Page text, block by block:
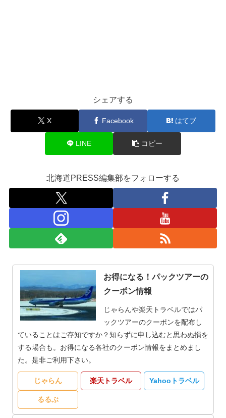
シェアする
X Facebook はてブ
LINE コピー
北海道PRESS編集部をフォローする
お得になる！パックツアーの
クーポン情報
じゃらんや楽天トラベルではパ
ックツアーのクーポンを配布し
ていることはご存知ですか？知らずに申し込むと思わぬ損を
する場合も。お得になる各社のクーポン情報をまとめまし
た。是非ご利用下さい。
じゃらん 楽天トラベル Yahooトラベル
るるぶ